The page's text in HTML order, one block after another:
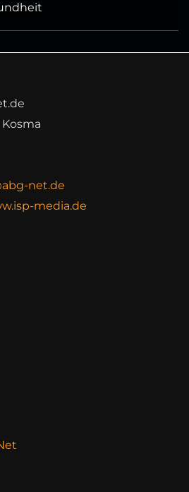
Kosma
net.de
media.de